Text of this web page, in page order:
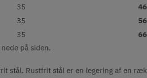
35
35
35
på siden.
stål. Rustfrit stål er en legering af en